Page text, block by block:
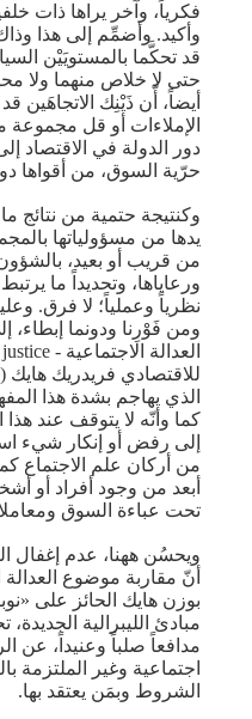
فكرياً، وآخر يراها ذات
وأكيد. وأضمِّم إلى هذا
قد تحكَّما بالمستويَيْن
حتى لا خلاص منهما ولا
أيضاً، أّن ذَيْنِك الاتجاهَين
الإملاءات أو قل
دور الدولة في الاقتصاد
حرّية السوق، من أقواها
وكنتيجة حتمية من نتائج
يدها من مسؤولياتها
من قريب أو بعيد، بالشؤون
ورعاياها، وتحديداً ما
نظرياً وعملياً؛ لا فرق.
ومن فَوْرِنا ودونما إبطاء،
الذي يهاجم بشدة هذا
كما وأنّه لا يتوقف عند هذا
إلى رفض أو إنكار شيء
من أركان علم الاجتماع
أبعد من وجود أفراد أو
تحت عباءة السوق
ويحسُن ههنا، عدم إغفال
أنّ مقاربة موضوع
بوزن هايك الحائز على
مبادئ الليبرالية
مدافعاً صلباً وعنيداً، عن
اجتماعية وغير الملتزمة
الشروط وبمَن يعتقد بها.